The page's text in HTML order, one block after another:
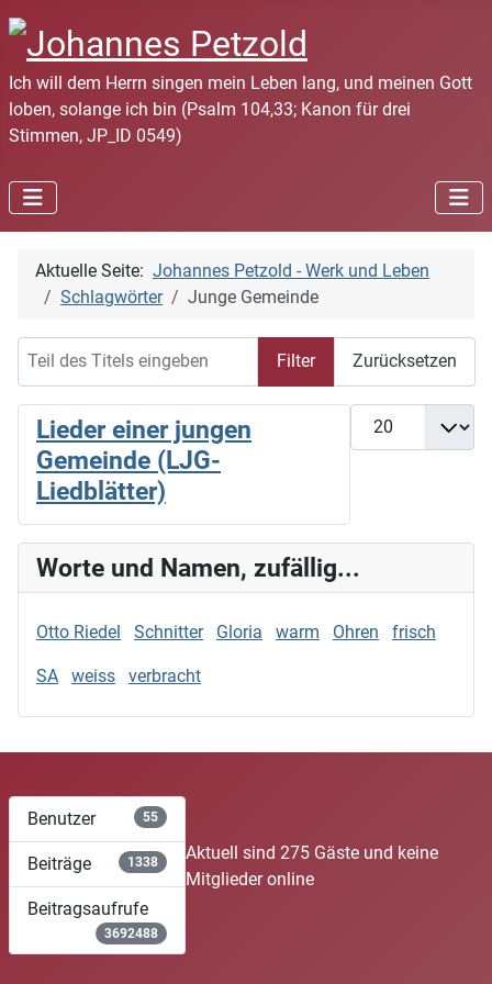
Ich will dem Herrn singen mein Leben lang, und meinen Gott
loben, solange ich bin (Psalm 104,33; Kanon für drei
Stimmen, JP_ID 0549)
Aktuelle Seite: Johannes Petzold - Werk und Leben
Schlagwörter
Junge Gemeinde
Filter Zurücksetzen
Anzeige #
Lieder einer jungen
Gemeinde (LJG-
Liedblätter)
Worte und Namen, zufällig...
Otto Riedel Schnitter Gloria warm Ohren frisch
SA weiss verbracht
Benutzer 55
Beiträge 1338
Beitragsaufrufe
3692488
Aktuell sind 275 Gäste und keine
Mitglieder online